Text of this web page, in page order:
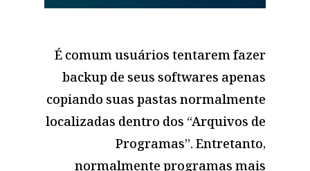
É comum usuários tentarem fazer
backup de seus softwares apenas
copiando suas pastas normalmente
localizadas dentro dos “Arquivos de
Programas”. Entretanto,